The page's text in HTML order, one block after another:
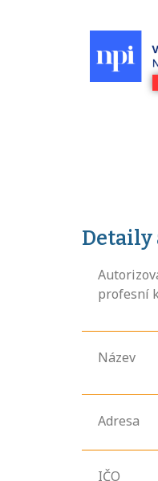
Detaily
profesní
Název
Adresa
IČO